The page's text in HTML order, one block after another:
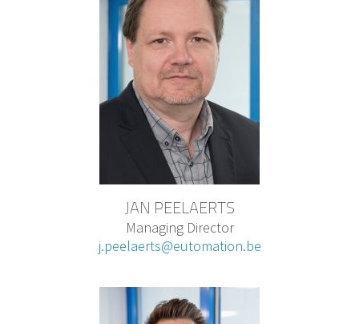
JAN PEELAERTS
Managing Director
j.peelaerts@eutomation.be